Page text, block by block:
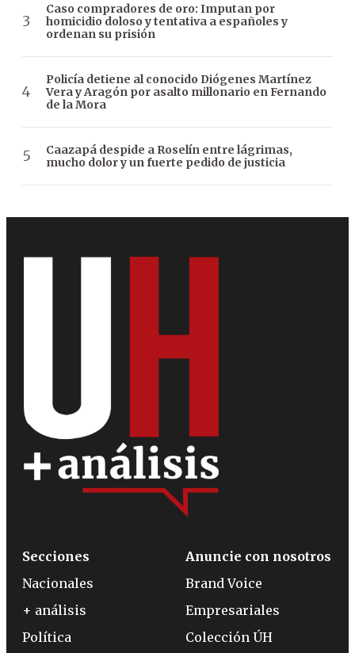
Caso compradores de oro: Imputan por
homicidio doloso y tentativa a españoles y
ordenan su prisión
Policía detiene al conocido Diógenes Martínez
Vera y Aragón por asalto millonario en Fernando
de la Mora
Caazapá despide a Roselín entre lágrimas,
mucho dolor y un fuerte pedido de justicia
Secciones
Nacionales
+ análisis
Política
Anuncie con nosotros
Brand Voice
Empresariales
Colección ÚH